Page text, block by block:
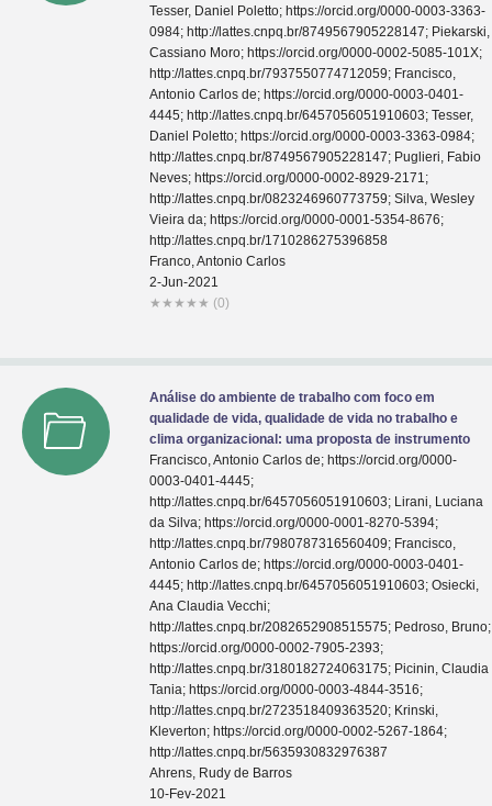
Tesser, Daniel Poletto; https://orcid.org/0000-0003-3363-
0984; http://lattes.cnpq.br/8749567905228147; Piekarski,
Cassiano Moro; https://orcid.org/0000-0002-5085-101X;
http://lattes.cnpq.br/7937550774712059; Francisco,
Antonio Carlos de; https://orcid.org/0000-0003-0401-
4445; http://lattes.cnpq.br/6457056051910603; Tesser,
Daniel Poletto; https://orcid.org/0000-0003-3363-0984;
http://lattes.cnpq.br/8749567905228147; Puglieri, Fabio
Neves; https://orcid.org/0000-0002-8929-2171;
http://lattes.cnpq.br/0823246960773759; Silva, Wesley
Vieira da; https://orcid.org/0000-0001-5354-8676;
http://lattes.cnpq.br/1710286275396858
Franco, Antonio Carlos
2-Jun-2021
★ ★ ★ ★ ★ (0)
Análise do ambiente de trabalho com foco em
qualidade de vida, qualidade de vida no trabalho e
clima organizacional: uma proposta de instrumento
Francisco, Antonio Carlos de; https://orcid.org/0000-
0003-0401-4445;
http://lattes.cnpq.br/6457056051910603; Lirani, Luciana
da Silva; https://orcid.org/0000-0001-8270-5394;
http://lattes.cnpq.br/7980787316560409; Francisco,
Antonio Carlos de; https://orcid.org/0000-0003-0401-
4445; http://lattes.cnpq.br/6457056051910603; Osiecki,
Ana Claudia Vecchi;
http://lattes.cnpq.br/2082652908515575; Pedroso, Bruno;
https://orcid.org/0000-0002-7905-2393;
http://lattes.cnpq.br/3180182724063175; Picinin, Claudia
Tania; https://orcid.org/0000-0003-4844-3516;
http://lattes.cnpq.br/2723518409363520; Krinski,
Kleverton; https://orcid.org/0000-0002-5267-1864;
http://lattes.cnpq.br/5635930832976387
Ahrens, Rudy de Barros
10-Fev-2021